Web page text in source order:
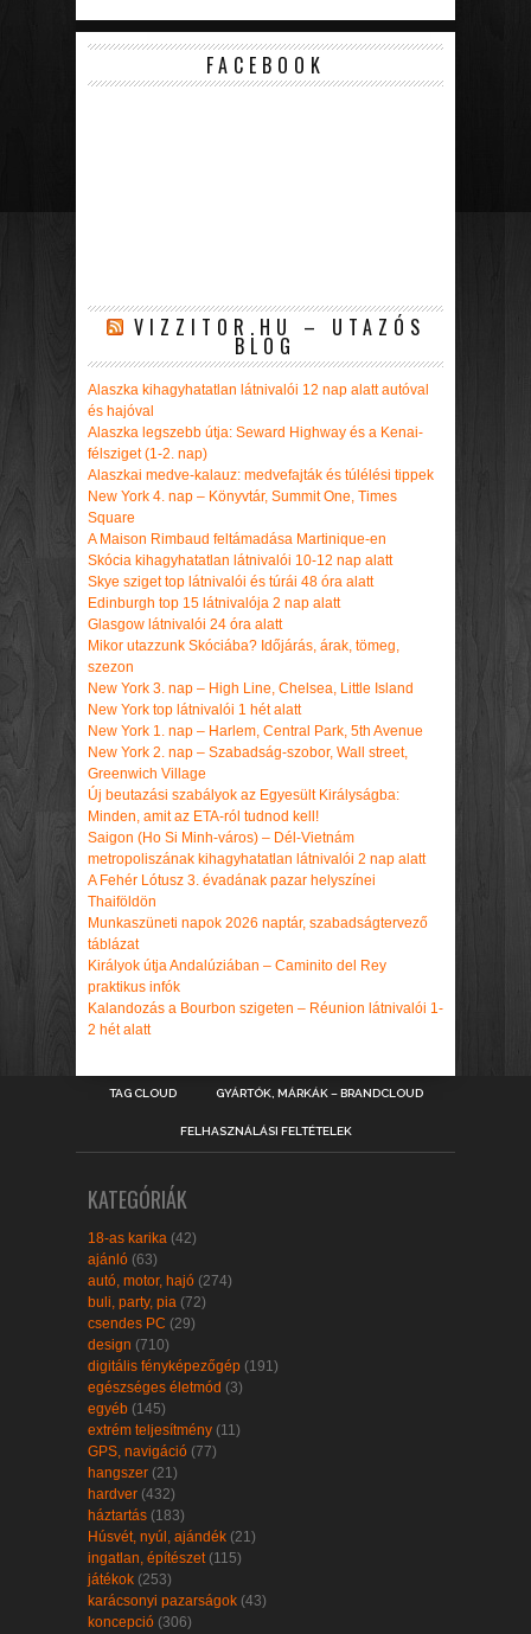
FACEBOOK
VIZZITOR.HU – UTAZÓS
BLOG
Alaszka kihagyhatatlan látnivalói 12 nap alatt autóval
és hajóval
Alaszka legszebb útja: Seward Highway és a Kenai-
félsziget (1-2. nap)
Alaszkai medve-kalauz: medvefajták és túlélési tippek
New York 4. nap – Könyvtár, Summit One, Times
Square
A Maison Rimbaud feltámadása Martinique-en
Skócia kihagyhatatlan látnivalói 10-12 nap alatt
Skye sziget top látnivalói és túrái 48 óra alatt
Edinburgh top 15 látnivalója 2 nap alatt
Glasgow látnivalói 24 óra alatt
Mikor utazzunk Skóciába? Időjárás, árak, tömeg,
szezon
New York 3. nap – High Line, Chelsea, Little Island
New York top látnivalói 1 hét alatt
New York 1. nap – Harlem, Central Park, 5th Avenue
New York 2. nap – Szabadság-szobor, Wall street,
Greenwich Village
Új beutazási szabályok az Egyesült Királyságba:
Minden, amit az ETA-ról tudnod kell!
Saigon (Ho Si Minh-város) – Dél-Vietnám
metropoliszának kihagyhatatlan látnivalói 2 nap alatt
A Fehér Lótusz 3. évadának pazar helyszínei
Thaiföldön
Munkaszüneti napok 2026 naptár, szabadságtervező
táblázat
Királyok útja Andalúziában – Caminito del Rey
praktikus infók
Kalandozás a Bourbon szigeten – Réunion látnivalói 1-
2 hét alatt
TAG CLOUD GYÁRTÓK, MÁRKÁK – BRANDCLOUD
FELHASZNÁLÁSI FELTÉTELEK
KATEGÓRIÁK
18-as karika (42)
ajánló (63)
autó, motor, hajó (274)
buli, party, pia (72)
csendes PC (29)
design (710)
digitális fényképezőgép (191)
egészséges életmód (3)
egyéb (145)
extrém teljesítmény (11)
GPS, navigáció (77)
hangszer (21)
hardver (432)
háztartás (183)
Húsvét, nyúl, ajándék (21)
ingatlan, építészet(115)
játékok (253)
karácsonyi pazarságok (43)
koncepció (306)